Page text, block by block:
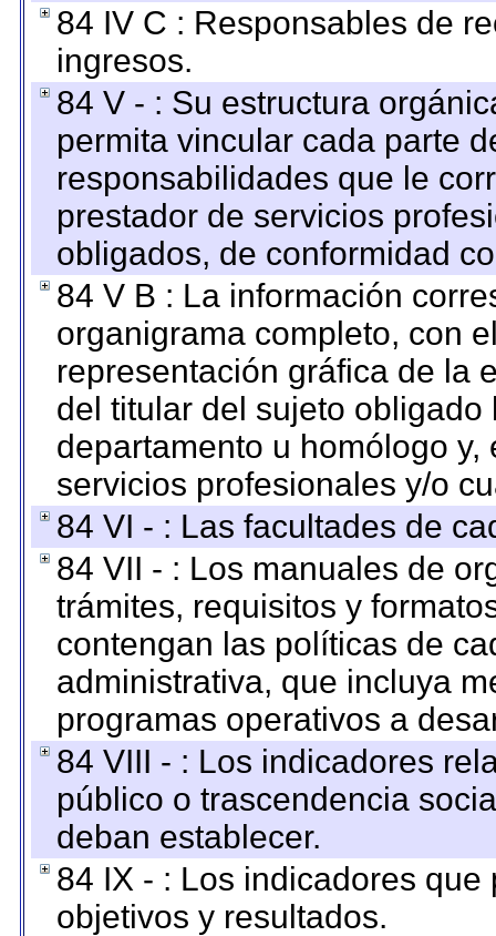
84 IV C : Responsables de
ingresos.
84 V - : Su estructura
permita vincular cada parte
responsabilidades que le
prestador de servicios
obligados, de conformidad
84 V B : La información
organigrama completo, con
representación gráfica de la
del titular del sujeto
departamento u homólogo
servicios profesionales y/o
84 VI - : Las facultades de
84 VII - : Los manuales de
trámites, requisitos y
contengan las políticas de
administrativa, que incluya
programas operativos a
84 VIII - : Los indicadores
público o trascendencia
deban establecer.
84 IX - : Los indicadores
objetivos y resultados.